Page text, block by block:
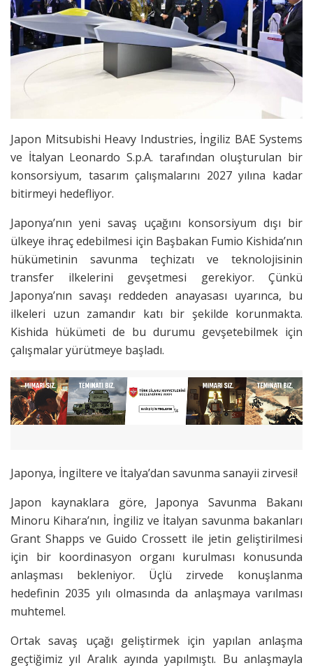
Japon Mitsubishi Heavy Industries, İngiliz BAE Systems
ve İtalyan Leonardo S.p.A. tarafından oluşturulan bir
konsorsiyum, tasarım çalışmalarını 2027 yılına kadar
bitirmeyi hedefliyor.
Japonya’nın yeni savaş uçağını konsorsiyum dışı bir
ülkeye ihraç edebilmesi için Başbakan Fumio Kishida’nın
hükümetinin savunma teçhizatı ve teknolojisinin
transfer ilkelerini gevşetmesi gerekiyor. Çünkü
Japonya’nın savaşı reddeden anayasası uyarınca, bu
ilkeleri uzun zamandır katı bir şekilde korunmakta.
Kishida hükümeti de bu durumu gevşetebilmek için
çalışmalar yürütmeye başladı.
Japonya, İngiltere ve İtalya’dan savunma sanayii zirvesi!
Japon kaynaklara göre, Japonya Savunma Bakanı
Minoru Kihara’nın, İngiliz ve İtalyan savunma bakanları
Grant Shapps ve Guido Crossett ile jetin geliştirilmesi
için bir koordinasyon organı kurulması konusunda
anlaşması bekleniyor. Üçlü zirvede konuşlanma
hedefinin 2035 yılı olmasında da anlaşmaya varılması
muhtemel.
Ortak savaş uçağı geliştirmek için yapılan anlaşma
geçtiğimiz yıl Aralık ayında yapılmıştı. Bu anlaşmayla